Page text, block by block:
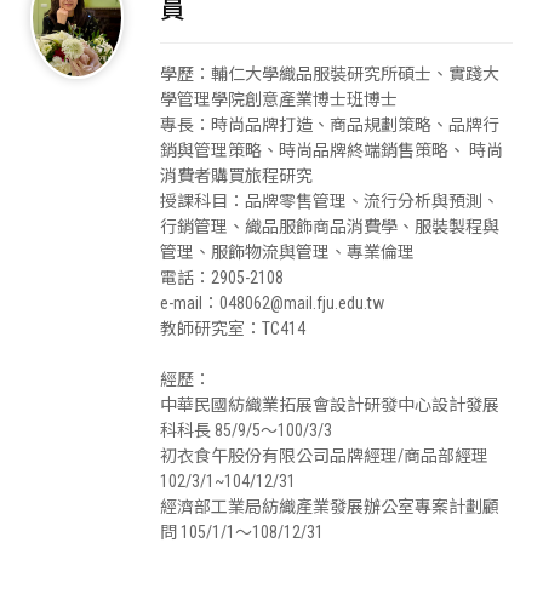
員
學歷：輔仁大學織品服裝研究所碩士、實踐大
學管理學院創意產業博士班博士
專長：時尚品牌打造、商品規劃策略、品牌行
銷與管理策略、時尚品牌終端銷售策略、 時尚
消費者購買旅程研究
授課科目：品牌零售管理、流行分析與預測、
行銷管理、織品服飾商品消費學、服裝製程與
管理、服飾物流與管理、專業倫理
電話：2905-2108
e-mail：048062@mail.fju.edu.tw
教師研究室：TC414
經歷：
中華民國紡織業拓展會設計研發中心設計發展
科科長 85/9/5～100/3/3
初衣食午股份有限公司品牌經理/商品部經理
102/3/1~104/12/31
經濟部工業局紡織產業發展辦公室專案計劃顧
問 105/1/1～108/12/31